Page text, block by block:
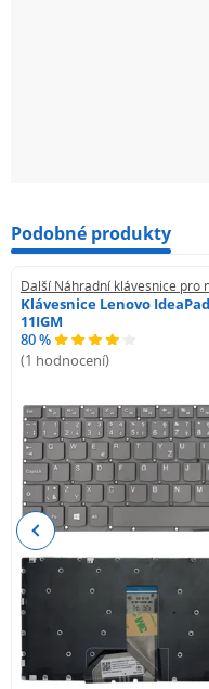
Podobné produkty
Další Náhradní klávesnice pro
Klávesnice Lenovo IdeaPad
11IGM
80 %
(1 hodnocení)
Previous